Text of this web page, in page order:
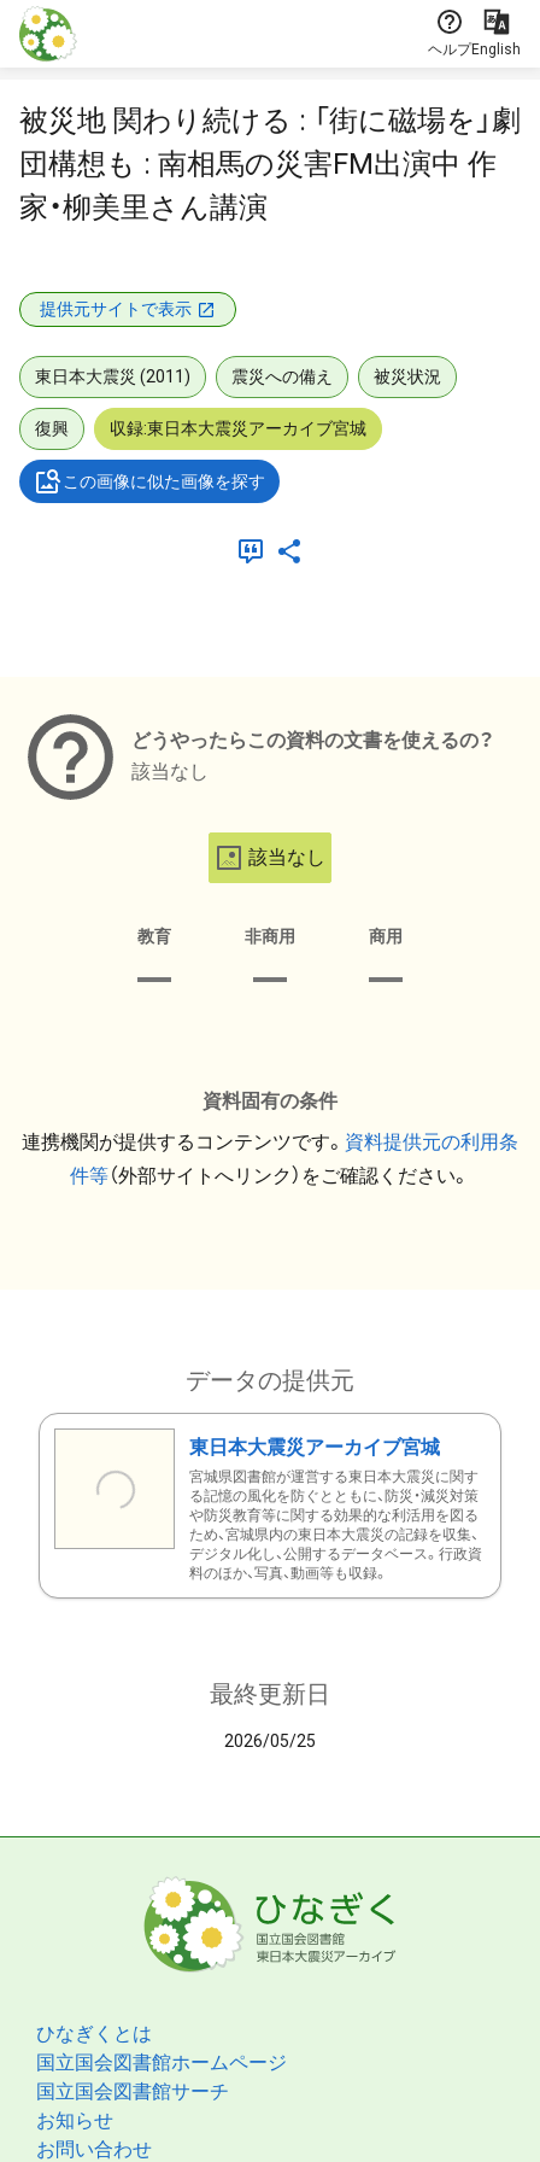
本文に飛ぶ
ヘルプEnglish
被災地 関わり続ける : 「街に磁場を」劇
団構想も : 南相馬の災害FM出演中 作
家・柳美里さん講演
提供元サイトで表示
東日本大震災 (2011) 震災への備え 被災状況
復興 収録:東日本大震災アーカイブ宮城
この画像に似た画像を探す
どうやったらこの資料の文書を使えるの？
該当なし
該当なし
教育 非商用 商用
資料固有の条件
連携機関が提供するコンテンツです。 資料提供元の利用条
件等（外部サイトへリンク）をご確認ください。
データの提供元
東日本大震災アーカイブ宮城
宮城県図書館が運営する東日本大震災に関す
る記憶の風化を防ぐとともに、防災・減災対策
や防災教育等に関する効果的な利活用を図る
ため、宮城県内の東日本大震災の記録を収集、
デジタル化し、公開するデータベース。行政資
料のほか、写真、動画等も収録。
最終更新日
2026/05/25
ひなぎくとは
国立国会図書館ホームページ
国立国会図書館サーチ
お知らせ
お問い合わせ